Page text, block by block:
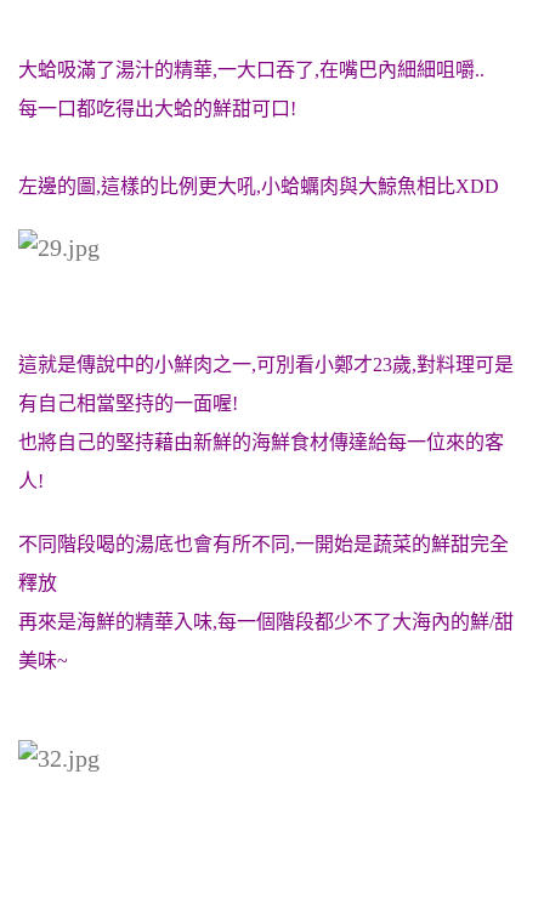
大蛤吸滿了湯汁的精華,一大口吞了,在嘴巴內細細咀嚼..
每一口都吃得出大蛤的鮮甜可口!
左邊的圖,這樣的比例更大吼,小蛤蠣肉與大鯨魚相比XDD
這就是傳說中的小鮮肉之一,可別看小鄭才23歲,對料理可是
有自己相當堅持的一面喔!
也將自己的堅持藉由新鮮的海鮮食材傳達給每一位來的客
人!
不同階段喝的湯底也會有所不同,一開始是蔬菜的鮮甜完全
釋放
再來是海鮮的精華入味,每一個階段都少不了大海內的鮮/甜
美味~